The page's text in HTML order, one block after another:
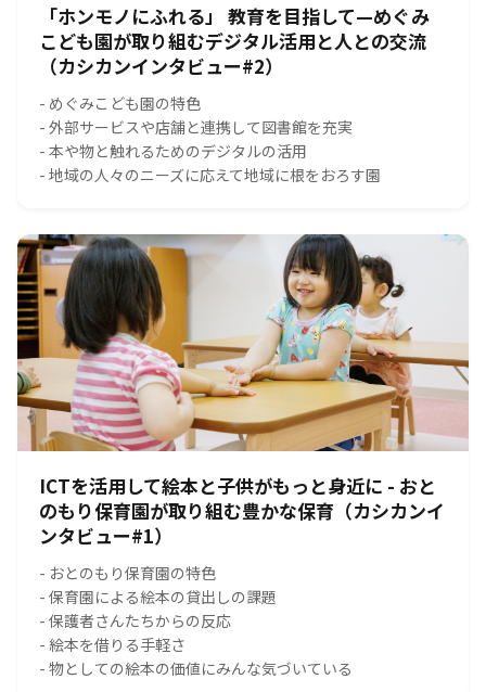
「ホンモノにふれる」 教育を目指して—めぐみ
こども園が取り組むデジタル活用と人との交流
（カシカンインタビュー#2）
- めぐみこども園の特色
- 外部サービスや店舗と連携して図書館を充実
- 本や物と触れるためのデジタルの活用
- 地域の人々のニーズに応えて地域に根をおろす園
ICTを活用して絵本と子供がもっと身近に - おと
のもり保育園が取り組む豊かな保育（カシカンイ
ンタビュー#1）
- おとのもり保育園の特色
- 保育園による絵本の貸出しの課題
- 保護者さんたちからの反応
- 絵本を借りる手軽さ
- 物としての絵本の価値にみんな気づいている